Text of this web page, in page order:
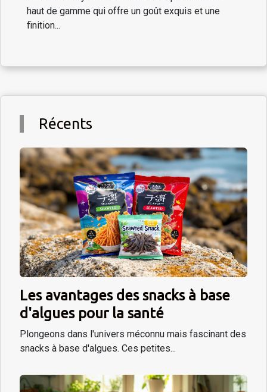
haut de gamme qui offre un goût exquis et une
finition...
Récents
Les avantages des snacks à base
d'algues pour la santé
Plongeons dans l'univers méconnu mais fascinant des
snacks à base d'algues. Ces petites...